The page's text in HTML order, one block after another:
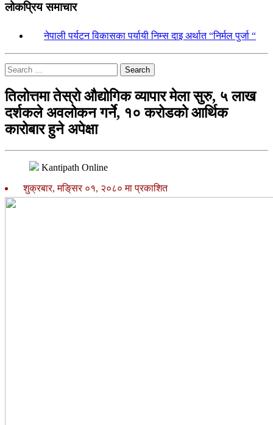
लोकप्रिय समाचार
नेपाली पर्यटन विकासका पर्यायी निम्स दाइ अर्थात “निर्मल पुर्जा “
Search
तिलोत्तमा तेस्रो औद्योगिक व्यापार मेला सुरु, ५ लाख
दर्शकले अवलोकन गर्ने, १० करोडको आर्थिक
कारोबार हुने अपेक्षा
Kantipath Online
शुक्रबार, मङि्सर ०१, २०८० मा प्रकाशित